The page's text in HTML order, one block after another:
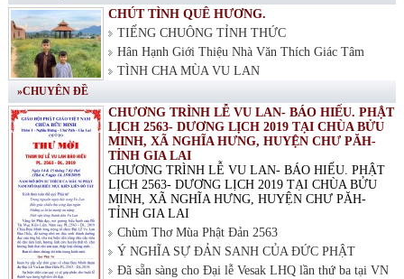
CHÚT TÌNH QUÊ HƯƠNG.
TIẾNG CHUÔNG TỈNH THỨC
Hân Hạnh Giới Thiệu Nhà Văn Thích Giác Tâm
TÌNH CHA MÙA VU LAN
»CHUYÊN ĐỀ
CHƯƠNG TRÌNH LỄ VU LAN- BÁO HIẾU. PHẬT
LỊCH 2563- DƯƠNG LỊCH 2019 TẠI CHÙA BỬU
MINH, XÃ NGHĨA HƯNG, HUYỆN CHƯ PĂH-
TỈNH GIA LAI
CHƯƠNG TRÌNH LỄ VU LAN- BÁO HIẾU. PHẬT
LỊCH 2563- DƯƠNG LỊCH 2019 TẠI CHÙA BỬU
MINH, XÃ NGHĨA HƯNG, HUYỆN CHƯ PĂH-
TỈNH GIA LAI
Chùm Thơ Mùa Phật Đản 2563
Ý NGHĨA SỰ ĐẢN SANH CỦA ĐỨC PHẬT
Đã sẵn sàng cho Đại lễ Vesak LHQ lần thứ ba tại VN